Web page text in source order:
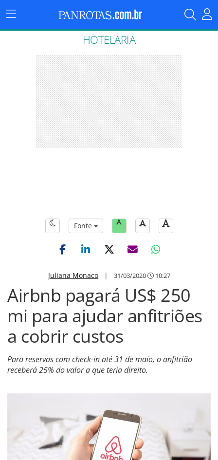
Menu
Principal
HOTELARIA
Fonte
Juliana Monaco| 31/03/2020 10:27
Airbnb pagará US$ 250
mi para ajudar anfitriões
a cobrir custos
Para reservas com check-in até 31 de maio, o anfitrião
receberá 25% do valor a que teria direito.